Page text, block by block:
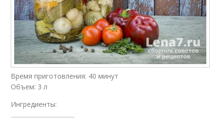
Время приготовления: 40 минут
Объем: 3 л
Ингредиенты: